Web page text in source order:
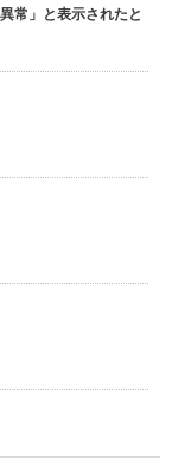
常」と表示されたと